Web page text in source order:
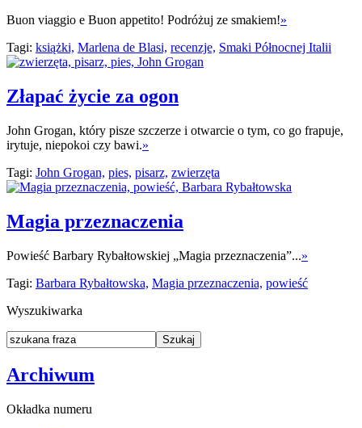
Buon viaggio e Buon appetito! Podróżuj ze smakiem!»
Tagi: książki, Marlena de Blasi, recenzje, Smaki Północnej Italii
Złapać życie za ogon
John Grogan, który pisze szczerze i otwarcie o tym, co go frapuje,
irytuje, niepokoi czy bawi.»
Tagi: John Grogan, pies, pisarz, zwierzęta
Magia przeznaczenia
Powieść Barbary Rybałtowskiej „Magia przeznaczenia”...»
Tagi: Barbara Rybałtowska, Magia przeznaczenia, powieść
Wyszukiwarka
Archiwum
Okładka numeru